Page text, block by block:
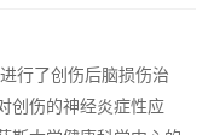
进行了创伤后脑损伤治
创伤的神经炎症性应